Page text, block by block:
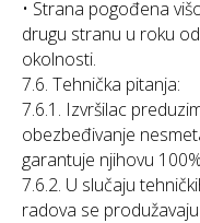
• Strana pogođena
drugu stranu u roku
okolnosti.
7.6. Tehnička pitanja:
7.6.1. Izvršilac
obezbeđivanje
garantuje njihovu
7.6.2. U slučaju
radova se